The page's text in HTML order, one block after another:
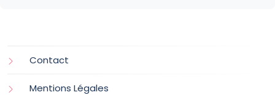
Contact
Mentions Légales